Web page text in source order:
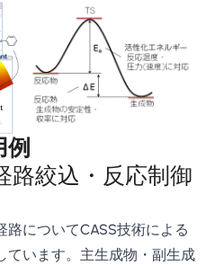
路絞込・反応制御
についてCASS技術による
ています。主生成物・副生成